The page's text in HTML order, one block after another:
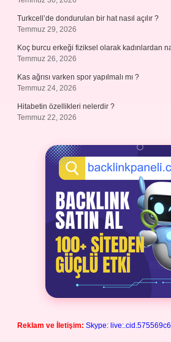
Turkcell’de dondurulan bir hat nasıl açılır ?
Temmuz 29, 2026
Koç burcu erkeği fiziksel olarak kadınlardan
Temmuz 26, 2026
Kas ağrısı varken spor yapılmalı mı ?
Temmuz 24, 2026
Hitabetin özellikleri nelerdir ?
Temmuz 22, 2026
Reklam ve İletişim: Skype: